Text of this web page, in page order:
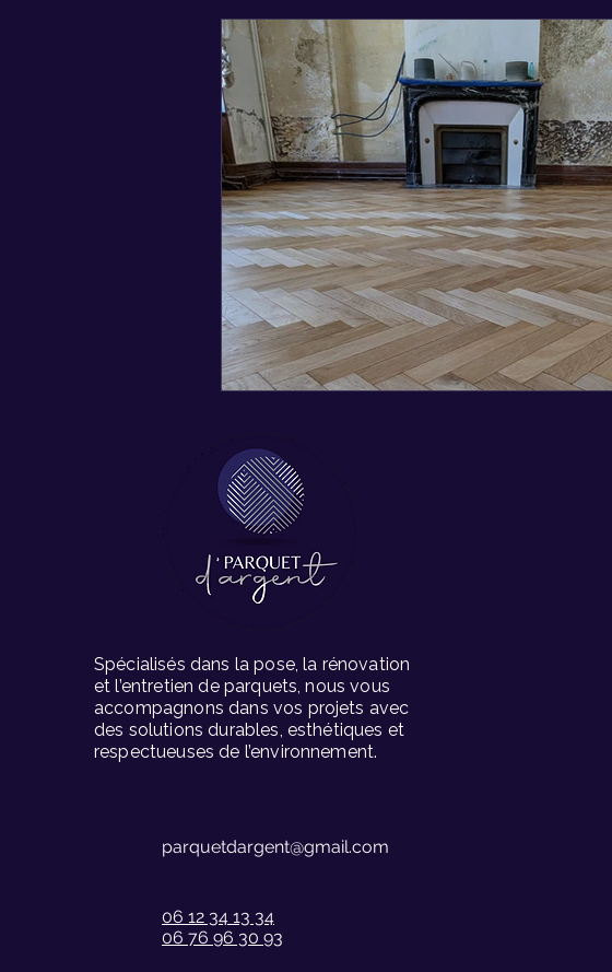
Spécialisés dans la pose, la rénovation
et l’entretien de parquets, nous vous
accompagnons dans vos projets avec
des solutions durables, esthétiques et
respectueuses de l’environnement.
parquetdargent@gmail.com
06 12 34 13 34
06 76 96 30 93